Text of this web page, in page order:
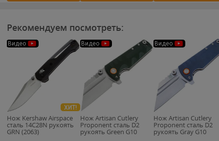
Рекомендуем посмотреть:
Видео
ХИТ!
Нож Kershaw Airspace
cталь 14C28N рукоять
GRN (2063)
Видео
Нож Artisan Cutlery
Proponent сталь D2
рукоять Green G10
Видео
Нож Artisan Cutlery
Proponent сталь D2
рукоять Gray G10